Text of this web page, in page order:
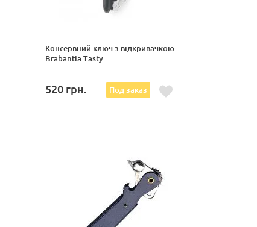
Консервний ключ з відкривачкою
Brabantia Tasty
520 грн. Под заказ